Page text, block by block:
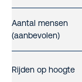
Aantal mensen
(aanbevolen)
Rijden op hoogte